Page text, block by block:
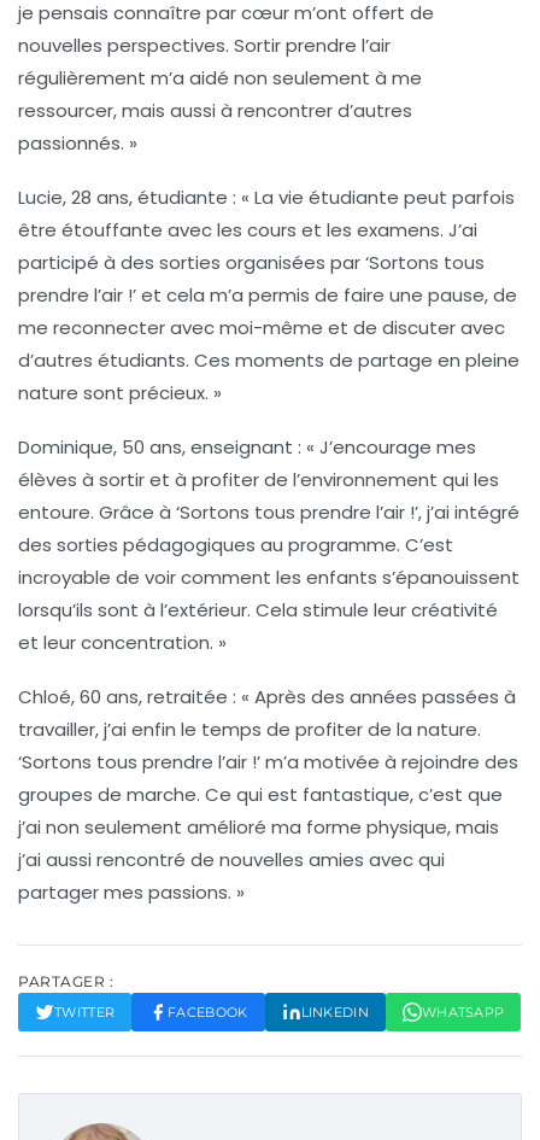
je pensais connaître par cœur m’ont offert de
nouvelles perspectives. Sortir prendre l’air
régulièrement m’a aidé non seulement à me
ressourcer, mais aussi à rencontrer d’autres
passionnés. »
Lucie, 28 ans, étudiante : « La vie étudiante peut parfois
être étouffante avec les cours et les examens. J’ai
participé à des sorties organisées par ‘Sortons tous
prendre l’air !’ et cela m’a permis de faire une pause, de
me reconnecter avec moi-même et de discuter avec
d’autres étudiants. Ces moments de partage en pleine
nature sont précieux. »
Dominique, 50 ans, enseignant : « J’encourage mes
élèves à sortir et à profiter de l’environnement qui les
entoure. Grâce à ‘Sortons tous prendre l’air !’, j’ai intégré
des sorties pédagogiques au programme. C’est
incroyable de voir comment les enfants s’épanouissent
lorsqu’ils sont à l’extérieur. Cela stimule leur créativité
et leur concentration. »
Chloé, 60 ans, retraitée : « Après des années passées à
travailler, j’ai enfin le temps de profiter de la nature.
‘Sortons tous prendre l’air !’ m’a motivée à rejoindre des
groupes de marche. Ce qui est fantastique, c’est que
j’ai non seulement amélioré ma forme physique, mais
j’ai aussi rencontré de nouvelles amies avec qui
partager mes passions. »
PARTAGER :
TWITTER FACEBOOK LINKEDIN WHATSAPP